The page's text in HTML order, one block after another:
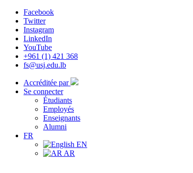
Facebook
Twitter
Instagram
LinkedIn
YouTube
+961 (1) 421 368
fs@usj.edu.lb
Accréditée par
Se connecter
Étudiants
Employés
Enseignants
Alumni
FR
EN
AR